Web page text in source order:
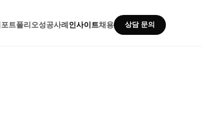
포트폴리오성공사례 인사이트채용 상담 문의